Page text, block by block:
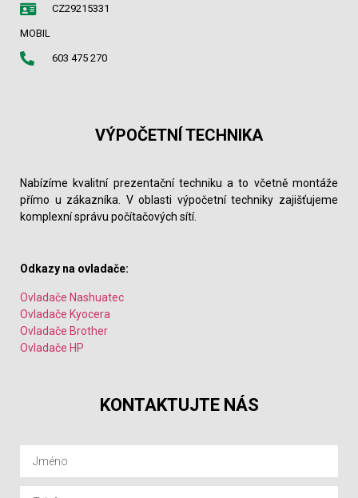
CZ29215331
MOBIL
603 475 270
VÝPOČETNÍ TECHNIKA
Nabízíme kvalitní prezentační techniku a to včetně montáže
přímo u zákazníka. V oblasti výpočetní techniky zajišťujeme
komplexní správu počítačových sítí.
Odkazy na ovladače:
Ovladače Nashuatec
Ovladače Kyocera
Ovladače Brother
Ovladače HP
KONTAKTUJTE NÁS